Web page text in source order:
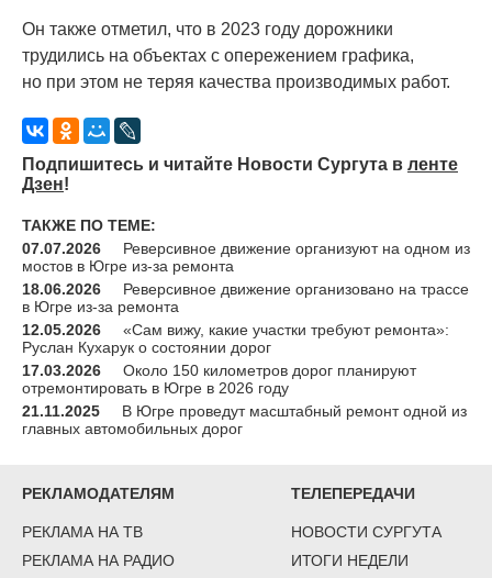
Он также отметил, что в 2023 году дорожники
трудились на объектах с опережением графика,
но при этом не теряя качества производимых работ.
Подпишитесь и читайте Новости Сургута в ленте
Дзен!
ТАКЖЕ ПО ТЕМЕ:
07.07.2026
Реверсивное движение организуют на одном из
мостов в Югре из-за ремонта
18.06.2026
Реверсивное движение организовано на трассе
в Югре из-за ремонта
12.05.2026
«Сам вижу, какие участки требуют ремонта»:
Руслан Кухарук о состоянии дорог
17.03.2026
Около 150 километров дорог планируют
отремонтировать в Югре в 2026 году
21.11.2025
В Югре проведут масштабный ремонт одной из
главных автомобильных дорог
РЕКЛАМОДАТЕЛЯМ
РЕКЛАМА НА ТВ
РЕКЛАМА НА РАДИО
ТЕЛЕПЕРЕДАЧИ
НОВОСТИ СУРГУТА
ИТОГИ НЕДЕЛИ